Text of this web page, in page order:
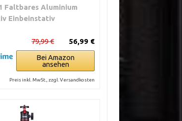
Faltbares Aluminium
Einbeinstativ
56,99 €
79,99 €
Bei Amazon
ansehen
Preis inkl. MwSt., zzgl. Versandkosten